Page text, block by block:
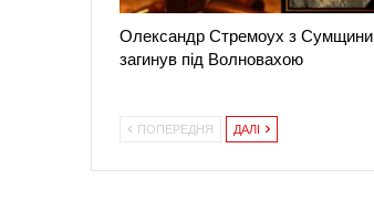
Олександр Стремоух з Сумщини
загинув під Волновахою
ПОПЕРЕДНЯ ДАЛІ